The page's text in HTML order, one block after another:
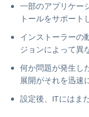
一部のアプリケー
トールをサポート
インストーラーの
ジョンによって異
何か問題が発生し
展開がそれを迅速
設定後、ITにはま